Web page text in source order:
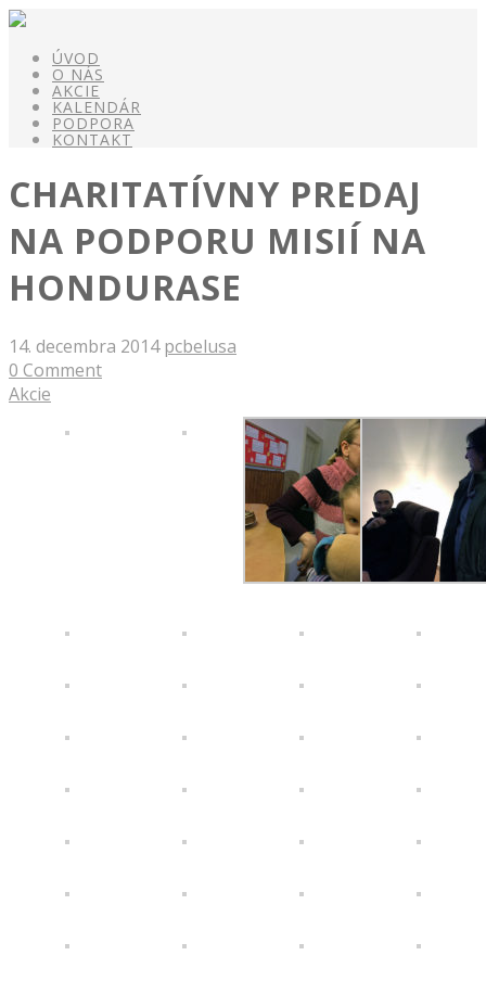
ÚVOD
O NÁS
AKCIE
KALENDÁR
PODPORA
KONTAKT
CHARITATÍVNY PREDAJ
NA PODPORU MISIÍ NA
HONDURASE
14. decembra 2014 pcbelusa
0 Comment
Akcie